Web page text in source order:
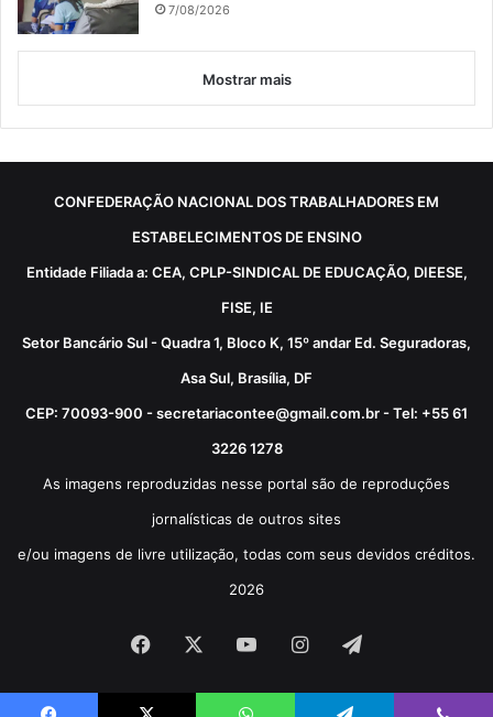
7/08/2026
Mostrar mais
CONFEDERAÇÃO NACIONAL DOS TRABALHADORES EM
ESTABELECIMENTOS DE ENSINO
Entidade Filiada a: CEA, CPLP-SINDICAL DE EDUCAÇÃO, DIEESE,
FISE, IE
Setor Bancário Sul - Quadra 1, Bloco K, 15º andar Ed. Seguradoras,
Asa Sul, Brasília, DF
CEP: 70093-900 - secretariacontee@gmail.com.br - Tel: +55 61
3226 1278
As imagens reproduzidas nesse portal são de reproduções
jornalísticas de outros sites
e/ou imagens de livre utilização, todas com seus devidos créditos.
2026
Facebook YouTubeInstagram